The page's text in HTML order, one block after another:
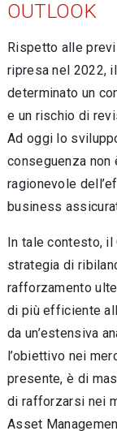
OUTLOOK
Rispetto alle
ripresa nel 2022,
determinato un
e un rischio di
Ad oggi lo
conseguenza
ragionevole
business
In tale contesto, il
strategia di
rafforzamento
di più efficiente
da un’estensiva
l’obiettivo nei
presente, è di
di rafforzarsi nei
Asset